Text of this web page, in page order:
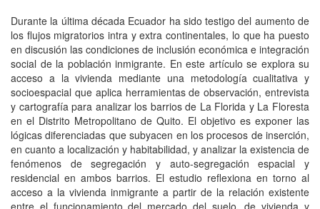
Durante la última década Ecuador ha sido testigo del aumento de
los flujos migratorios intra y extra continentales, lo que ha puesto
en discusión las condiciones de inclusión económica e integración
social de la población inmigrante. En este artículo se explora su
acceso a la vivienda mediante una metodología cualitativa y
socioespacial que aplica herramientas de observación, entrevista
y cartografía para analizar los barrios de La Florida y La Floresta
en el Distrito Metropolitano de Quito. El objetivo es exponer las
lógicas diferenciadas que subyacen en los procesos de inserción,
en cuanto a localización y habitabilidad, y analizar la existencia de
fenómenos de segregación y auto-segregación espacial y
residencial en ambos barrios. El estudio reflexiona en torno al
acceso a la vivienda inmigrante a partir de la relación existente
entre el funcionamiento del mercado del suelo, de vivienda y